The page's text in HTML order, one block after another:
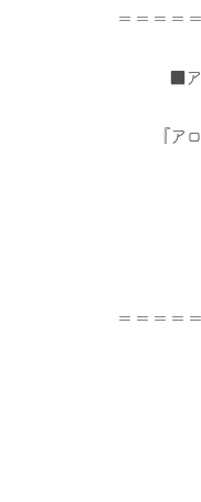
＝＝＝＝
■
『
＝＝＝＝